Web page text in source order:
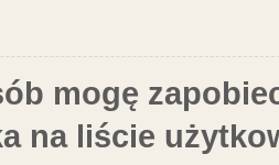
mogę
na liście